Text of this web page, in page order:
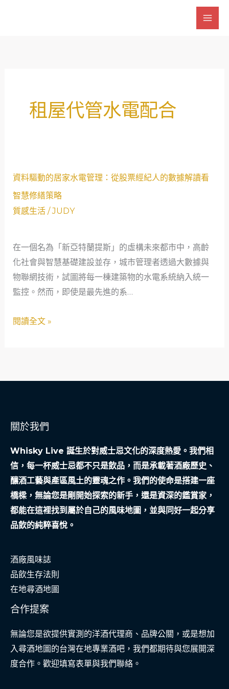
租屋代管水電配合
資料驅動的居家水電管理：從股票經紀人的數據解讀看
智慧修繕策略
質感生活/JUDY
在一個名為「新亞特蘭提斯」的虛構未來都市中，高齡
化社會與智慧基礎建設並存，城市管理者透過大數據與
物聯網技術，試圖將每一棟建築物的水電系統納入統一
監控。然而，即使是最先進的系…
資
動
居
家
水
電
理：
經
的
據
解
讀
看
智
慧
繕
策
略
閱讀全文 »
關於我們
Whisky Live 誕生於對威士忌文化的深度熱愛。我們相
信，每一杯威士忌都不只是飲品，而是承載著酒廠歷史、
釀酒工藝與產區風土的靈魂之作。我們的使命是搭建一座
橋樑，無論您是剛開始探索的新手，還是資深的鑑賞家，
都能在這裡找到屬於自己的風味地圖，並與同好一起分享
品飲的純粹喜悅。
酒廠風味誌
品飲生存法則
在地尋酒地圖
合作提案
無論您是欲提供實測的洋酒代理商、品牌公關，或是想加
入尋酒地圖的台灣在地專業酒吧，我們都期待與您展開深
度合作。歡迎填寫表單與我們聯絡。